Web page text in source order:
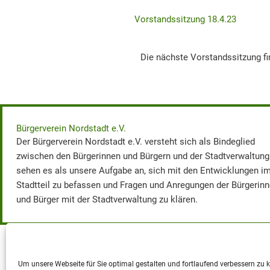
Um unsere Webseite für Sie optimal gestalten und fortlaufend verbessern zu
Vorstandssitzung 18.4.23
Die nächste Vorstandssitzung
Bürgerverein Nordstadt e.V.
Der Bürgerverein Nordstadt e.V. versteht sich als Bindeglied
zwischen den Bürgerinnen und Bürgern und der
sehen es als unsere Aufgabe an, sich mit den Entwicklungen
Stadtteil zu befassen und Fragen und Anregungen der
und Bürger mit der Stadtverwaltung zu klären.